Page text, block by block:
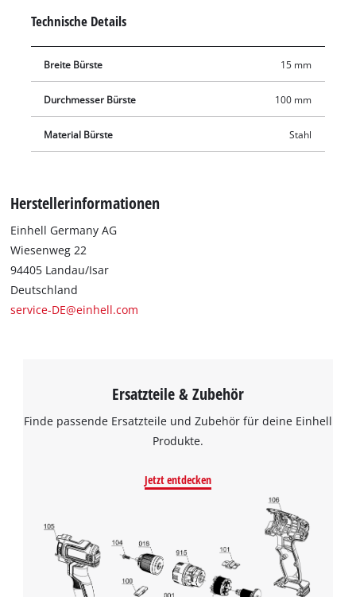
Technische Details
Breite Bürste 15 mm
Durchmesser Bürste 100 mm
Material Bürste Stahl
Herstellerinformationen
Einhell Germany AG
Wiesenweg 22
94405 Landau/Isar
Deutschland
service-DE@einhell.com
Ersatzteile & Zubehör
Finde passende Ersatzteile und Zubehör für deine Einhell
Produkte.
Jetzt entdecken